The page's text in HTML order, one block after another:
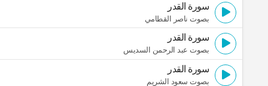
سورة القدر
بصوت ناصر القطامي
سورة القدر
بصوت عبد الرحمن السديس
سورة القدر
بصوت سعود الشريم